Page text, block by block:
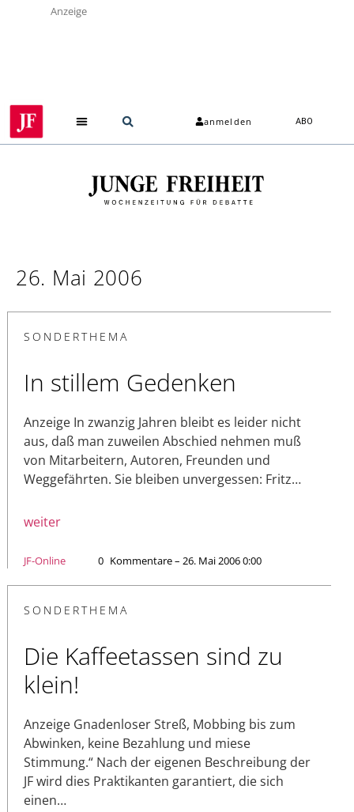
Anzeige
anmelden ABO
26. Mai 2006
SONDERTHEMA
In stillem Gedenken
Anzeige In zwanzig Jahren bleibt es leider nicht
aus, daß man zuweilen Abschied nehmen muß
von Mitarbeitern, Autoren, Freunden und
Weggefährten. Sie bleiben unvergessen: Fritz…
weiter
JF-Online 0 Kommentare – 26. Mai 2006 0:00
SONDERTHEMA
Die Kaffeetassen sind zu
klein!
Anzeige Gnadenloser Streß, Mobbing bis zum
Abwinken, keine Bezahlung und miese
Stimmung.“ Nach der eigenen Beschreibung der
JF wird dies Praktikanten garantiert, die sich
einen…